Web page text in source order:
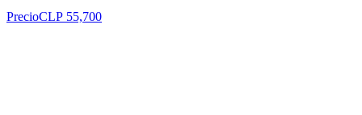
PrecioCLP 55,700